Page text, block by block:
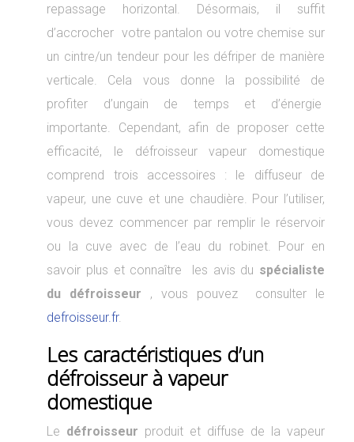
repassage horizontal. Désormais, il suffit
d’accrocher votre pantalon ou votre chemise sur
un cintre/un tendeur pour les défriper de manière
verticale. Cela vous donne la possibilité de
profiter d’ungain de temps et d’énergie
importante. Cependant, afin de proposer cette
efficacité, le défroisseur vapeur domestique
comprend trois accessoires : le diffuseur de
vapeur, une cuve et une chaudière. Pour l’utiliser,
vous devez commencer par remplir le réservoir
ou la cuve avec de l’eau du robinet. Pour en
savoir plus et connaître les avis du spécialiste
du défroisseur , vous pouvez consulter le
defroisseur.fr.
Les caractéristiques d’un
défroisseur à vapeur
domestique
Le défroisseur produit et diffuse de la vapeur